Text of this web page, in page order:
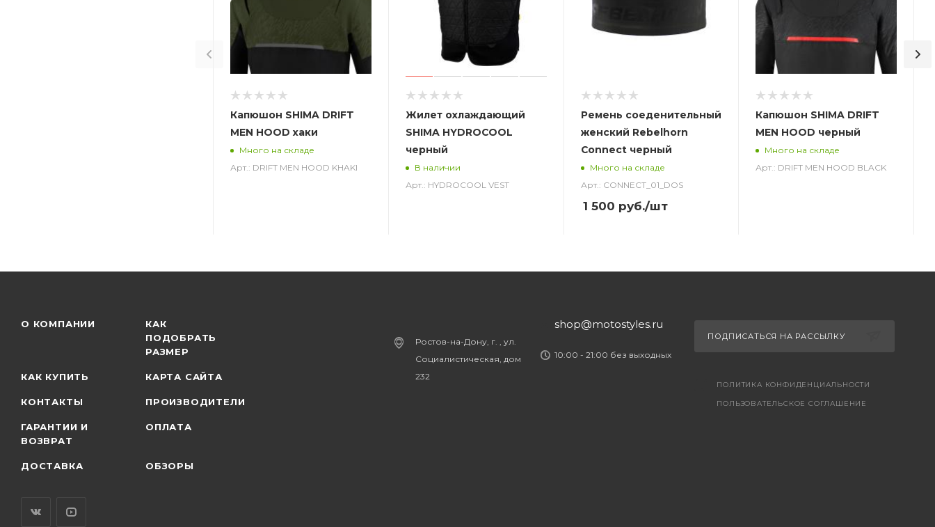
Капюшон SHIMA DRIFT
MEN HOOD хаки
Много на складе
Арт.: DRIFT MEN HOOD KHAKI
Жилет охлаждающий
SHIMA HYDROCOOL
черный
В наличии
Арт.: HYDROCOOL VEST
Ремень соеденительный
женский Rebelhorn
Connect черный
Много на складе
Арт.: CONNECT_01_DOS
1 500 руб./шт
Капюшон SHIMA DRIFT
MEN HOOD черный
Много на складе
Арт.: DRIFT MEN HOOD BLACK
О КОМПАНИИ
КАК
ПОДОБРАТЬ
РАЗМЕР
КАК КУПИТЬ КАРТА САЙТА
КОНТАКТЫ ПРОИЗВОДИТЕЛИ
ГАРАНТИИ И
ВОЗВРАТ
ОПЛАТА
ДОСТАВКА ОБЗОРЫ
Ростов-на-Дону, г. , ул.
Социалистическая, дом
232
shop@motostyles.ru
10:00 - 21:00 без выходных
ПОДПИСАТЬСЯ НА РАССЫЛКУ
ПОЛИТИКА КОНФИДЕНЦИАЛЬНОСТИ
ПОЛЬЗОВАТЕЛЬСКОЕ СОГЛАШЕНИЕ